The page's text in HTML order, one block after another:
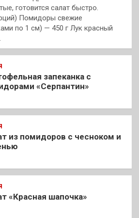
готовится салат быстро.
Помидоры свежие
по 1 см) — 450 г Лук красный
запеканка с
«Серпантин»
из помидоров с чесноком и
«Красная шапочка»